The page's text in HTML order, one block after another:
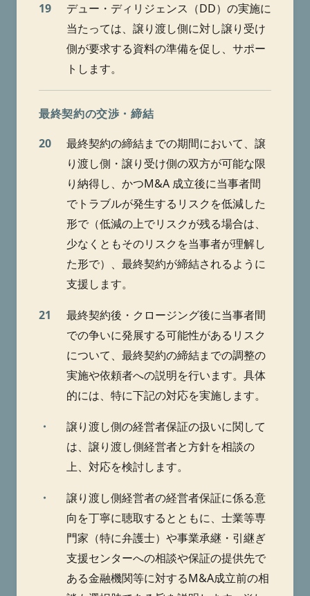
19
デュー・ディリジェンス（DD）の実施に
当たっては、譲り渡し側に対し譲り受け
側が要求する資料の準備を促し、サポー
トします。
最終契約の交渉・締結
20
最終契約の締結までの期間において、譲
り渡し側・譲り受け側の双方が可能な限
り納得し、かつM&A 成立後に当事者間
でトラブルが発生するリスクを低減した
形で（低減の上でリスクが残る場合は、
少なくともそのリスクを当事者が理解し
た形で）、最終契約が締結されるように
支援します。
21
最終契約後・クロージング後に当事者間
での争いに発展する可能性があるリスク
について、最終契約の締結までの調整の
実施や依頼者への説明を行います。具体
的には、特に下記の対応を実施します。
・
譲り渡し側の経営者保証の扱いに関して
は、譲り渡し側経営者と方針を相談の
上、対応を検討します。
・
譲り渡し側経営者の経営者保証に係る意
向を丁寧に聴取するとともに、士業等専
門家（特に弁護士）や事業承継・引継ぎ
支援センターへの相談や保証の提供先で
ある金融機関等に対するM&A成立前の相